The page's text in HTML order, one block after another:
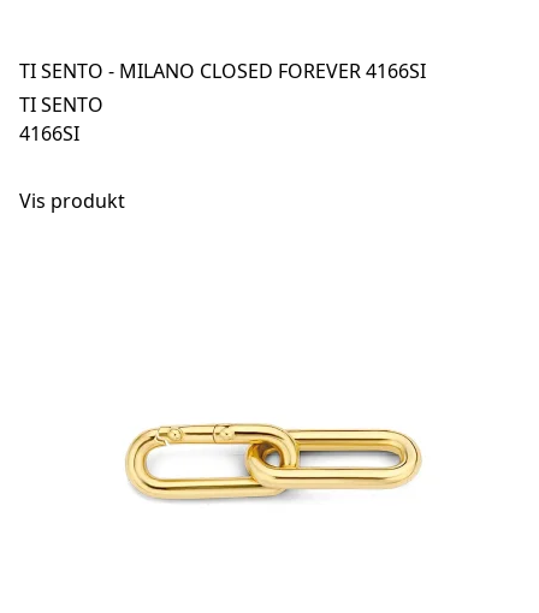
TI SENTO - MILANO CLOSED FOREVER 4166SI
TI SENTO
4166SI
Vis produkt